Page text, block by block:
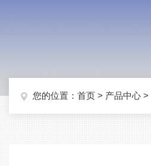
您的位置： 首页 > 产品中心 >